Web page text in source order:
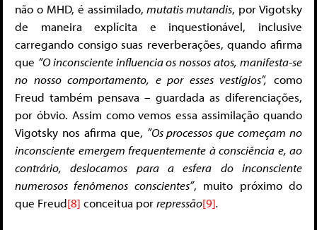
não o MHD, é assimilado,mutatis mutandis, por Vigotsky
de maneira explícita e inquestionável, inclusive
carregando consigo suas reverberações, quando afirma
que “O inconsciente influencia os nossos atos, manifesta-se
no nosso comportamento, e por esses vestígios”, como
Freud também pensava – guardada as diferenciações,
por óbvio. Assim como vemos essa assimilação quando
Vigotsky nos afirma que, ”Os processos que começam no
inconsciente emergem frequentemente à consciência e, ao
contrário, deslocamos para a esfera do inconsciente
numerosos fenômenos conscientes”, muito próximo do
que Freud[8] conceitua porrepressão[9].